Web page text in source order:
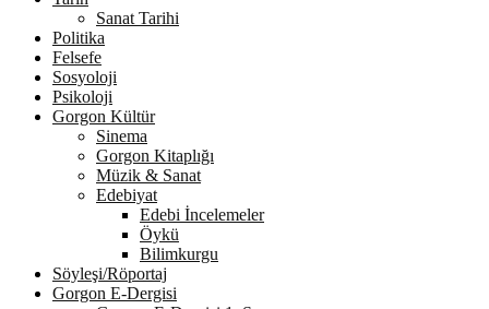
Sanat Tarihi
Politika
Felsefe
Sosyoloji
Psikoloji
Gorgon Kültür
Sinema
Gorgon Kitaplığı
Müzik & Sanat
Edebiyat
Edebi İncelemeler
Öykü
Bilimkurgu
Söyleşi/Röportaj
Gorgon E-Dergisi